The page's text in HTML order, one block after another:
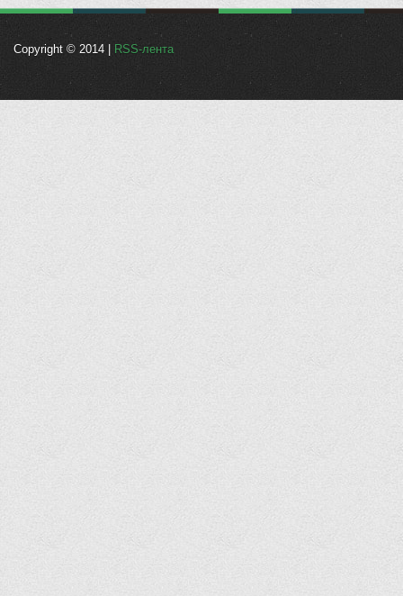
Copyright © 2014 | RSS-лента